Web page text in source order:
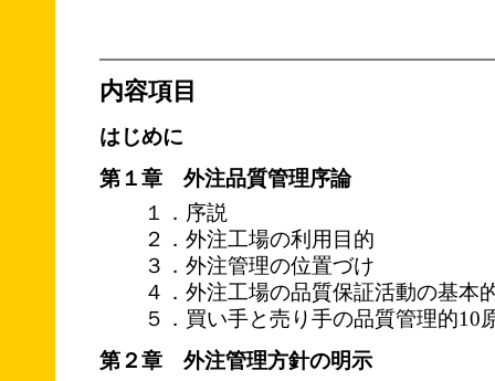
内容項目
はじめに
第１章 外注品質管理序論
１．序説
２．外注工場の利用目的
３．外注管理の位置づけ
４．外注工場の品質保証活動の基本
５．買い手と売り手の品質管理的10
第２章 外注管理方針の明示